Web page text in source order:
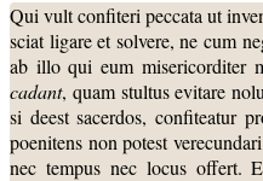
Qui vult confiteri peccata ut
sciat ligare et solvere, ne cum
ab illo qui eum misericorditer
cadant, quam stultus evitare
si deest sacerdos, confiteatur
poenitens non potest
nec tempus nec locus offert.